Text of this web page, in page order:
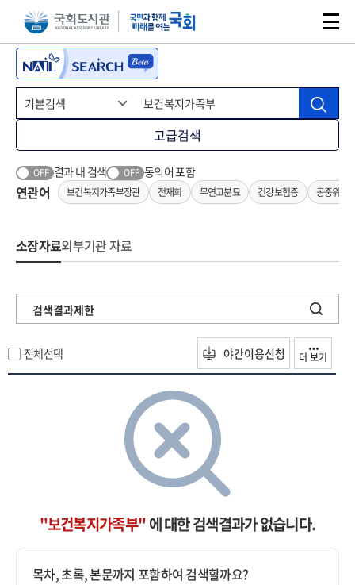
본문 바로가기주메뉴 바로가기
고급검색
OFF 결과 내 검색 OFF 동의어 포함
연관어 보건복지가족부장관 전재희 무연고분묘 건강보험증 공중위생
소장자료외부기관 자료
검색결과제한
전체선택 야간이용신청 더 보기
"보건복지가족부"에 대한 검색결과가 없습니다.
목차, 초록, 본문까지 포함하여 검색할까요?